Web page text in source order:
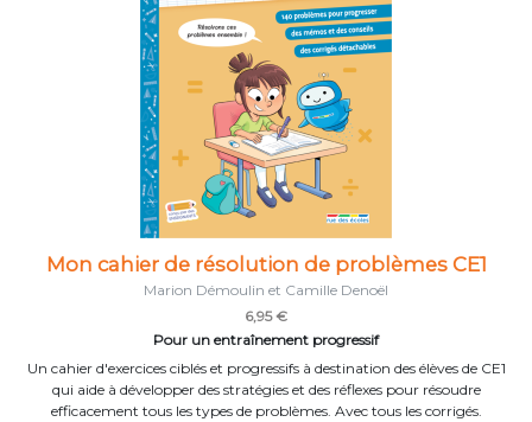
Mon cahier de résolution de problèmes CE1
Marion Démoulin et Camille Denoël
6,95 €
Pour un entraînement progressif
Un cahier d'exercices ciblés et progressifs à destination des élèves de CE1
qui aide à développer des stratégies et des réflexes pour résoudre
efficacement tous les types de problèmes. Avec tous les corrigés.